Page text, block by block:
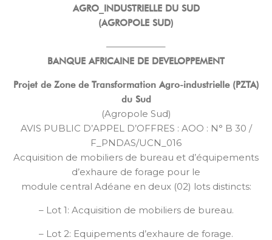
AGRO_INDUSTRIELLE DU SUD
(AGROPOLE SUD)
——————–
BANQUE AFRICAINE DE DEVELOPPEMENT
Projet de Zone de Transformation Agro-industrielle (PZTA)
du Sud
(Agropole Sud)
AVIS PUBLIC D’APPEL D’OFFRES : AOO : N° B 30 /
F_PNDAS/UCN_016
Acquisition de mobiliers de bureau et d’équipements
d’exhaure de forage pour le
module central Adéane en deux (02) lots distincts:
– Lot 1: Acquisition de mobiliers de bureau.
– Lot 2: Equipements d’exhaure de forage.